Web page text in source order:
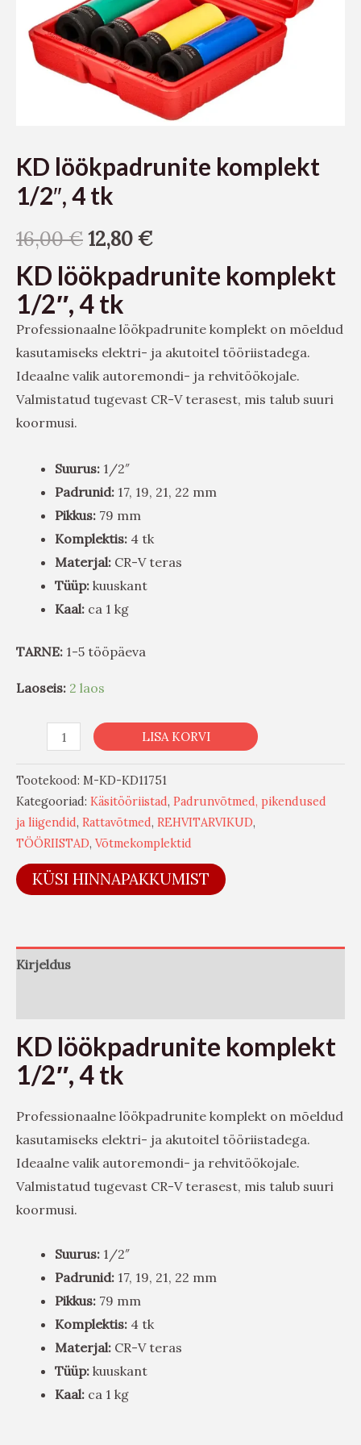
KD löökpadrunite komplekt
1/2″, 4 tk
16,00€12,80€
KD löökpadrunite komplekt
1/2″, 4 tk
Professionaalne löökpadrunite komplekt on mõeldud
kasutamiseks elektri- ja akutoitel tööriistadega.
Ideaalne valik autoremondi- ja rehvitöökojale.
Valmistatud tugevast CR-V terasest, mis talub suuri
koormusi.
Suurus: 1/2″
Padrunid: 17, 19, 21, 22 mm
Pikkus: 79 mm
Komplektis: 4 tk
Materjal: CR-V teras
Tüüp: kuuskant
Kaal: ca 1 kg
TARNE: 1-5 tööpäeva
Laoseis: 2 laos
LISA KORVI
Tootekood: M-KD-KD11751
Kategooriad: Käsitööriistad, Padrunvõtmed, pikendused
ja liigendid, Rattavõtmed, REHVITARVIKUD,
TÖÖRIISTAD, Võtmekomplektid
KÜSI HINNAPAKKUMIST
Kirjeldus
KD löökpadrunite komplekt
1/2″, 4 tk
Professionaalne löökpadrunite komplekt on mõeldud
kasutamiseks elektri- ja akutoitel tööriistadega.
Ideaalne valik autoremondi- ja rehvitöökojale.
Valmistatud tugevast CR-V terasest, mis talub suuri
koormusi.
Suurus: 1/2″
Padrunid: 17, 19, 21, 22 mm
Pikkus: 79 mm
Komplektis: 4 tk
Materjal: CR-V teras
Tüüp: kuuskant
Kaal: ca 1 kg